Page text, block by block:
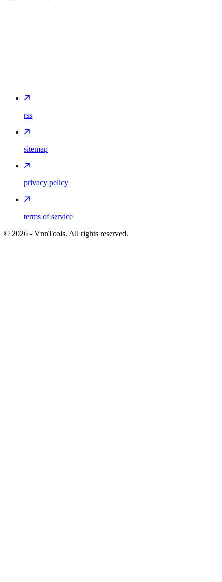
rss
sitemap
privacy policy
terms of service
© 2026 - VnnTools. All rights reserved.